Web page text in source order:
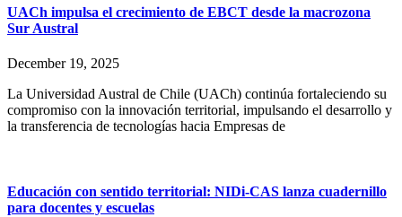
UACh impulsa el crecimiento de EBCT desde la macrozona
Sur Austral
December 19, 2025
La Universidad Austral de Chile (UACh) continúa fortaleciendo su
compromiso con la innovación territorial, impulsando el desarrollo y
la transferencia de tecnologías hacia Empresas de
Educación con sentido territorial: NIDi-CAS lanza cuadernillo
para docentes y escuelas